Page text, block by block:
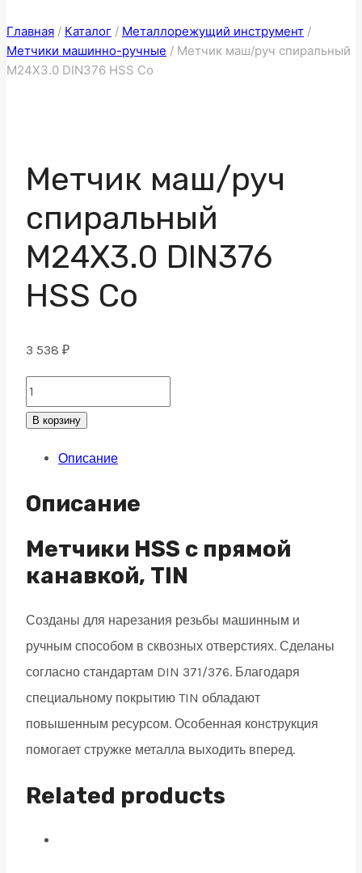
Главная / Каталог / Металлорежущий инструмент /
Метчики машинно-ручные / Метчик маш/руч спиральный
M24X3.0 DIN376 HSS Co
Метчик маш/руч
спиральный
M24X3.0 DIN376
HSS Co
3 538 ₽
Метчик
маш/
спиральный
HSS
Co
В корзину
Описание
Описание
Метчики HSS с прямой
канавкой, TIN
Созданы для нарезания резьбы машинным и
ручным способом в сквозных отверстиях. Сделаны
согласно стандартам DIN 371/376. Благодаря
специальному покрытию TIN обладают
повышенным ресурсом. Особенная конструкция
помогает стружке металла выходить вперед.
Related products